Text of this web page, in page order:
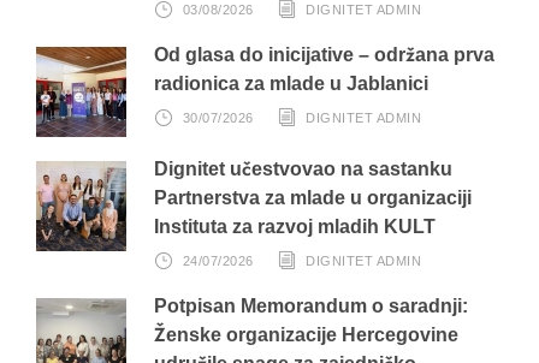
03/08/2026 DIGNITET ADMIN
Od glasa do inicijative – održana prva
radionica za mlade u Jablanici
30/07/2026 DIGNITET ADMIN
Dignitet učestvovao na sastanku
Partnerstva za mlade u organizaciji
Instituta za razvoj mladih KULT
24/07/2026 DIGNITET ADMIN
Potpisan Memorandum o saradnji:
Ženske organizacije Hercegovine